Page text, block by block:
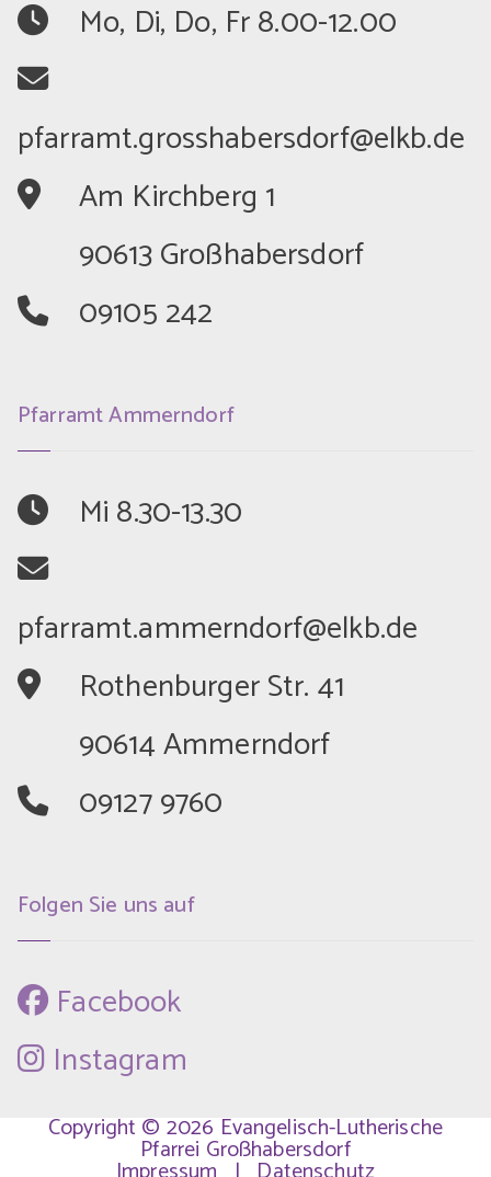
	Mo, Di, Do, Fr 8.00-12.00
	Am Kirchberg 1
	90613 Großhabersdorf
	09105 242
Pfarramt Ammerndorf
	Mi 8.30-13.30
	Rothenburger Str. 41
	90614 Ammerndorf
	09127 9760
Folgen Sie uns auf
Facebook
Instagram
Copyright © 2026 Evangelisch-Lutherische
Pfarrei Großhabersdorf